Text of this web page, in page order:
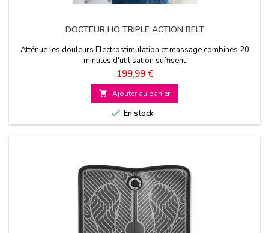
DOCTEUR HO TRIPLE ACTION BELT
Atténue les douleurs Electrostimulation et massage combinés 20
minutes d'utilisation suffisent
Prix
199,99 €
 Ajouter au panier
 En stock